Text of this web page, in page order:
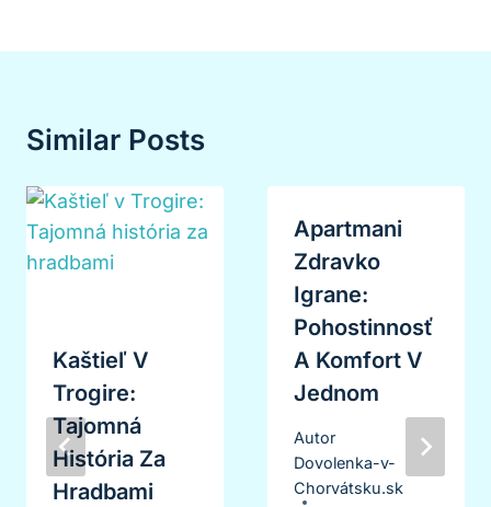
Similar Posts
Kaštieľ V
Trogire:
Tajomná
História Za
Hradbami
Apartmani
Zdravko
Igrane:
Pohostinnosť
A Komfort V
Jednom
Autor
Dovolenka-v-
Chorvátsku.sk